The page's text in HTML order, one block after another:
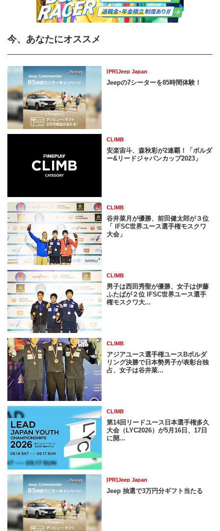
今、あなたにオススメ
[PR]Jeep Japan
Jeepの7シーターを85時間体験！
CLIMB
安楽宙斗、森秋彩が2連覇！「ボルダ
ー&リードジャパンカップ2023」
CLIMB
谷井菜月が優勝、前田健太郎が３位
「 IFSC世界ユース選手権モスクワ
大会」
CLIMB
男子は西田秀聖が優勝、女子は伊藤
ふたばが２位 IFSC世界ユース選手
権モスクワ大...
CLIMB
アジアユース選手権ユースBボルダ
リング決勝で日本勢男子が表彰台独
占、女子は谷井菜...
CLIMB
第14回リードユース日本選手権多久
大会（LYC2026）が5月16日、17日
に開...
[PR]Jeep Japan
Jeep 抽選で3万円分ギフト当たる